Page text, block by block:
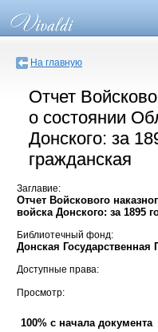
На главную
Отчет
о состоянии
Донского: за
гражданская
Заглавие:
Отчет Войскового
войска Донского: за 1895
Библиотечный фонд:
Донская Государственная
Доступные права:
Просмотр:
100% с начала документа